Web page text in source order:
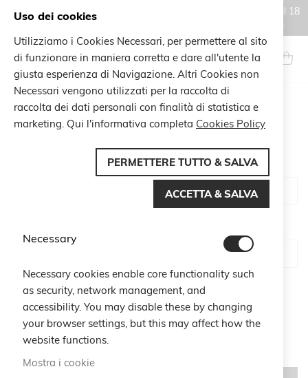
Gli ordini effettuati durante il periodo di chiusura estiva, dal 6 al 18
agosto, saranno processati e spediti a partire dal 19 agosto.
Salta
al
contenuto
Search
CUSTOMER LOGIN
Show Password
Uso dei cookies
Utilizziamo i Cookies Necessari, per permettere al sito
di funzionare in maniera corretta e dare all'utente la
giusta esperienza di Navigazione. Altri Cookies non
Necessari vengono utilizzati per la raccolta di
raccolta dei dati personali con finalità di statistica e
marketing. Qui l'informativa completa Cookies Policy
PERMETTERE TUTTO & SALVA
ACCETTA & SALVA
Necessary
Necessary cookies enable core functionality such
as security, network management, and
accessibility. You may disable these by changing
your browser settings, but this may affect how the
website functions.
Mostra i cookie